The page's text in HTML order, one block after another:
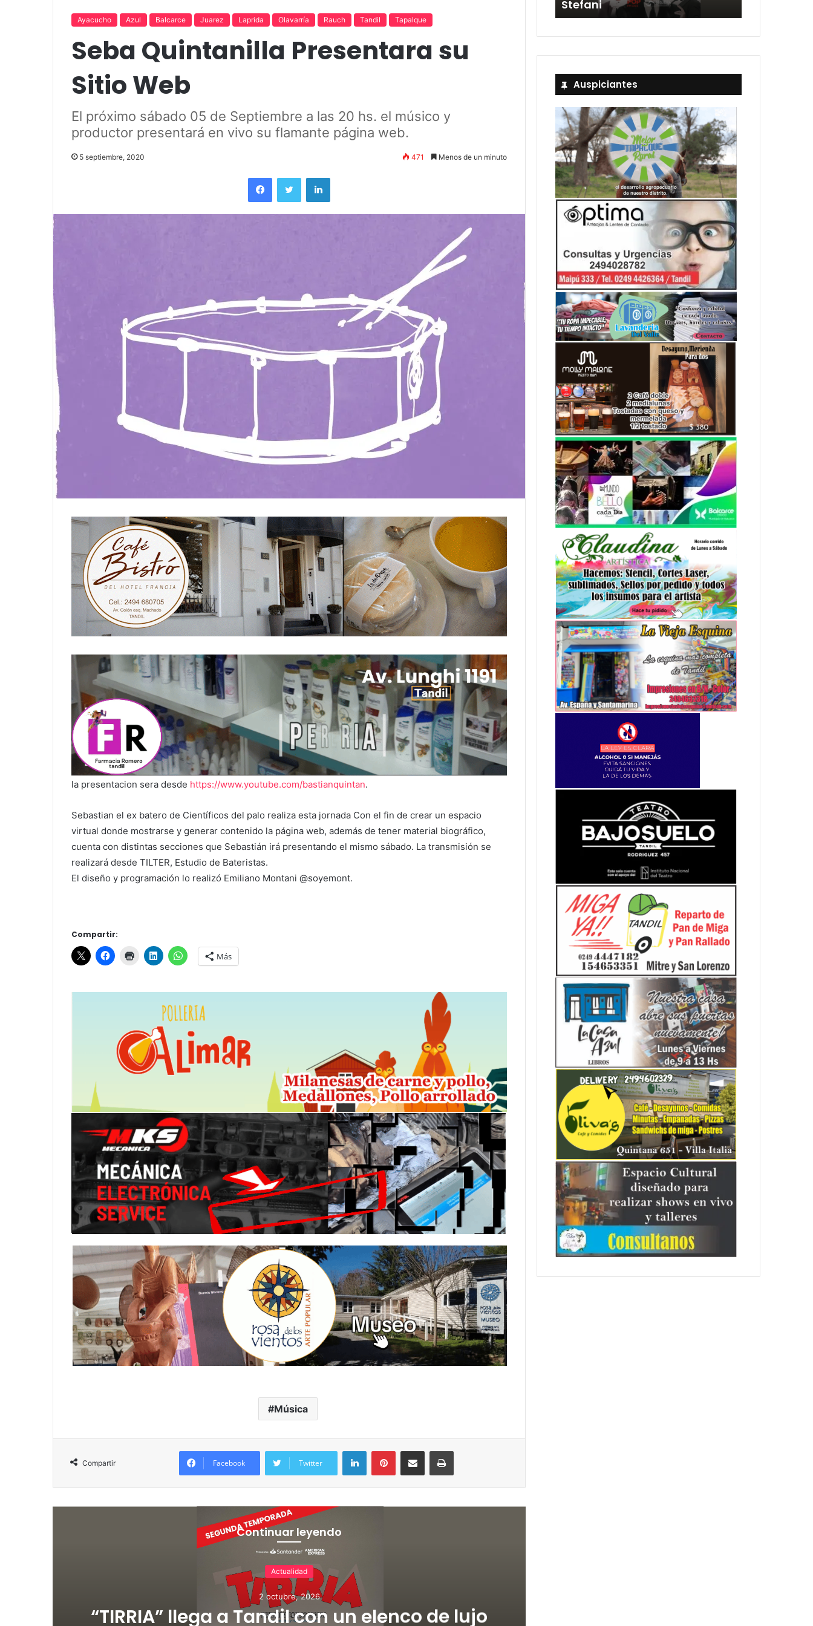
Ayacucho Azul Balcarce Juarez Laprida Olavarría Rauch Tandil Tapalque
Seba Quintanilla Presentara su
Sitio Web
El próximo sábado 05 de Septiembre a las 20 hs. el músico y
productor presentará en vivo su flamante página web.
5 septiembre, 2020 471 Menos de un minuto
la presentacion sera desde https://www.youtube.com/bastianquintan.
Sebastian el ex batero de Científicos del palo realiza esta jornada Con el fin de crear un espacio
virtual donde mostrarse y generar contenido la página web, además de tener material biográfico,
cuenta con distintas secciones que Sebastián irá presentando el mismo sábado. La transmisión se
realizará desde TILTER, Estudio de Bateristas.
El diseño y programación lo realizó Emiliano Montani @soyemont.
Compartir:
Más
Música
Compartir Facebook Twitter
Continuar leyendo
Actualidad
2 octubre, 2026
“TIRRIA” llega a Tandil con un elenco de lujo
Stefani
Auspiciantes